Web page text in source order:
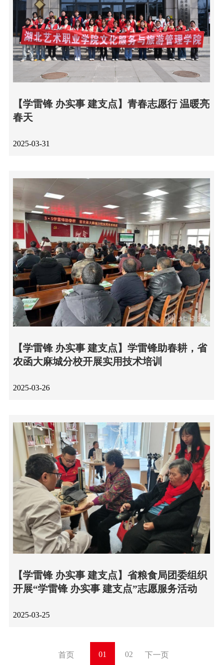
【学雷锋 办实事 建支点】青春志愿行 温暖亮
春天
2025-03-31
【学雷锋 办实事 建支点】学雷锋助春耕，省
农函大麻城分校开展实用技术培训
2025-03-26
【学雷锋 办实事 建支点】省粮食局团委组织
开展“学雷锋 办实事 建支点”志愿服务活动
2025-03-25
首页 01 02 下一页